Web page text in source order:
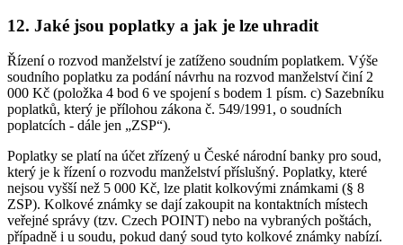
12. Jaké jsou poplatky a jak je lze uhradit
Řízení o rozvod manželství je zatíženo soudním poplatkem. Výše
soudního poplatku za podání návrhu na rozvod manželství činí 2
000 Kč (položka 4 bod 6 ve spojení s bodem 1 písm. c) Sazebníku
poplatků, který je přílohou zákona č. 549/1991, o soudních
poplatcích - dále jen „ZSP“).
Poplatky se platí na účet zřízený u České národní banky pro soud,
který je k řízení o rozvodu manželství příslušný. Poplatky, které
nejsou vyšší než 5 000 Kč, lze platit kolkovými známkami (§ 8
ZSP). Kolkové známky se dají zakoupit na kontaktních místech
veřejné správy (tzv. Czech POINT) nebo na vybraných poštách,
případně i u soudu, pokud daný soud tyto kolkové známky nabízí.